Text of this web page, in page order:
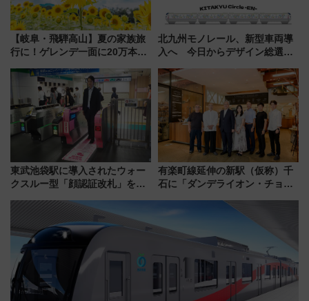
【岐阜・飛騨高山】夏の家族旅
行に！ゲレンデ一面に20万本の
アひまわり園」開園
北九州モノレール、新型車両導
入へ 今日からデザイン総選挙
東武池袋駅に導入されたウォー
クスルー型「顔認証改札」を見
有楽町線延伸の新駅（仮称）千
石に「ダンデライオン・チョコ
1億円出資で挑む新時代のまちづ